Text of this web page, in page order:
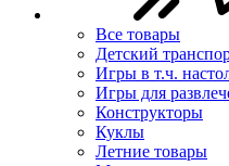
Все товары
Детский
Игры в т.ч.
Игры для
Конструкторы
Куклы
Летние товары